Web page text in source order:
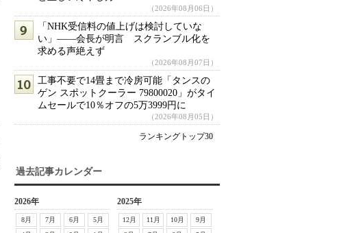
（2026年08月06日）
「NHK受信料の値上げは検討していな
い」――会長が明言 スクランブル化を
求める声絶えず
（2026年08月07日）
工事不要で14畳まで冷房可能「タンスの
ゲン スポットクーラー 79800020」がタイ
ムセールで10％オフの5万3999円に
（2026年08月05日）
ランキングトップ30
過去記事カレンダー
2026年
8月 7月 6月
5月
2025年
12月 11月 10月
9月